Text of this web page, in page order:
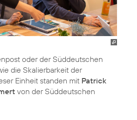
oder der Süddeutschen
die Skalierbarkeit der
Einheit standen mit Patrick
von der Süddeutschen